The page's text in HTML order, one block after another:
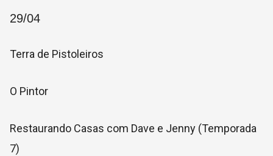
29/04
Terra de Pistoleiros
O Pintor
Restaurando Casas com Dave e Jenny (Temporada
7)